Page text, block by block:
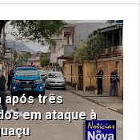
após três
em ataque à